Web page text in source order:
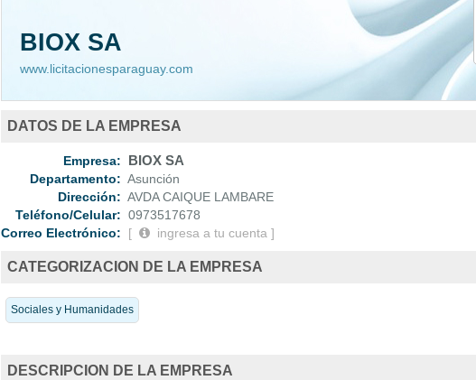
Consultorias Uruguay
BIOX SA
www.licitacionesparaguay.com
DATOS DE LA EMPRESA
Empresa: BIOX SA
Departamento: Asunción
Dirección: AVDA CAIQUE LAMBARE
Teléfono/Celular: 0973517678
Correo Electrónico:
[ ingresa a tu cuenta ]
CATEGORIZACION DE LA EMPRESA
Sociales y Humanidades
DESCRIPCION DE LA EMPRESA